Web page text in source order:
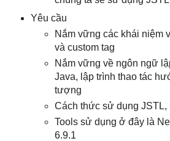
Yêu cầu
Nắm vững các khái niệm
và custom tag
Nắm vững về ngôn ngữ
Java, lập trình thao tác
tượng
Cách thức sử dụng JSTL,
Tools sử dụng ở đây là
6.9.1